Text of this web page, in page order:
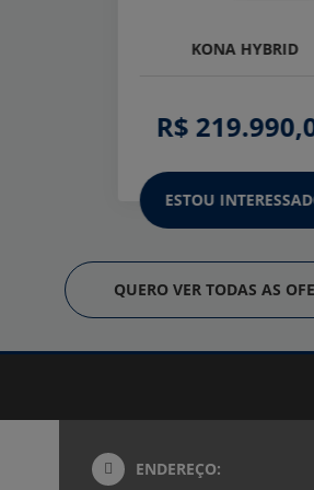
KONA HYBRID
R$
ESTOU
QUERO VER TODAS AS
ENDEREÇO: